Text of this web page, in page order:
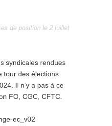
de position le 2 juillet
syndicales rendues
tour des élections
Il n’y a pas à ce
FO, CGC, CFTC.
ec_v02